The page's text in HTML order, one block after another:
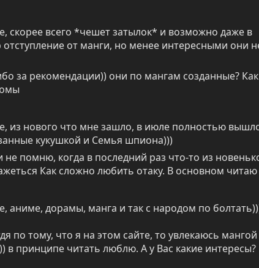
скорее всего *чешет затылок* и возможно даже в
отступление от манги, но менее интересными они
за рекомендации)) они по мангам созданные? Как
из нового что мне зашло, в июле полностью
кукушкой и Семья шпиона)))
не помню, когда в последний раз что-то из
Как сложно любить отаку. В основном читаю
аниме, дорамы, манга и так с народом по
по тому, что я на этом сайте, то увлекаюсь
в принципе читать люблю. А у Вас какие интересы?